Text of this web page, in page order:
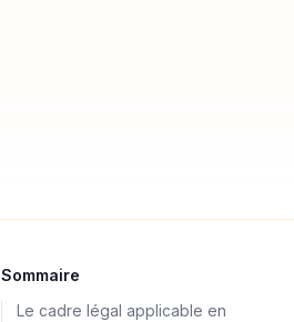
Sommaire
Le cadre légal applicable en